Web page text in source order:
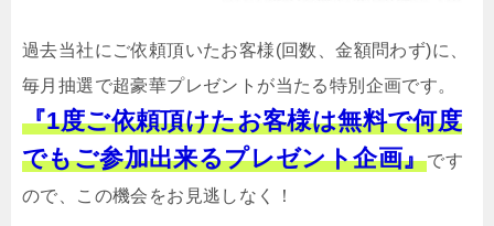
過去当社にご依頼頂いたお客様(回数、金額問わず)に、
毎月抽選で超豪華プレゼントが当たる特別企画です。
『1度ご依頼頂けたお客様は無料で何度
でもご参加出来るプレゼント企画』です
ので、この機会をお見逃しなく！